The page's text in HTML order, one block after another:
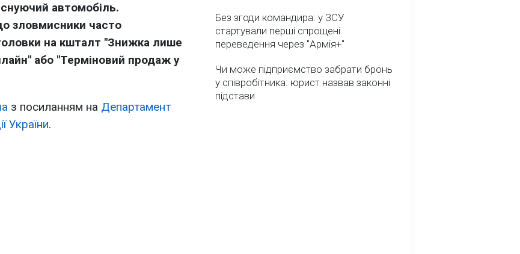
автомобіль.
зловмисники часто
на кшталт "Знижка лише
або "Терміновий продаж у
з посиланням на Департамент
України.
Без згоди командира: у ЗСУ
стартували перші спрощені
переведення через "Армія+"
Чи може підприємство забрати бронь
у співробітника: юрист назвав законні
підстави